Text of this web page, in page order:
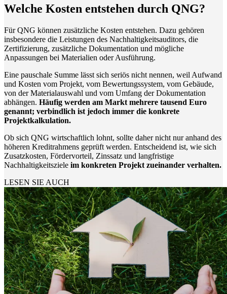
Welche Kosten entstehen durch QNG?
Für QNG können zusätzliche Kosten entstehen. Dazu gehören
insbesondere die Leistungen des Nachhaltigkeitsauditors, die
Zertifizierung, zusätzliche Dokumentation und mögliche
Anpassungen bei Materialien oder Ausführung.
Eine pauschale Summe lässt sich seriös nicht nennen, weil Aufwand
und Kosten vom Projekt, vom Bewertungssystem, vom Gebäude,
von der Materialauswahl und vom Umfang der Dokumentation
abhängen. Häufig werden am Markt mehrere tausend Euro
genannt; verbindlich ist jedoch immer die konkrete
Projektkalkulation.
Ob sich QNG wirtschaftlich lohnt, sollte daher nicht nur anhand des
höheren Kreditrahmens geprüft werden. Entscheidend ist, wie sich
Zusatzkosten, Fördervorteil, Zinssatz und langfristige
Nachhaltigkeitsziele im konkreten Projekt zueinander verhalten.
LESEN SIE AUCH